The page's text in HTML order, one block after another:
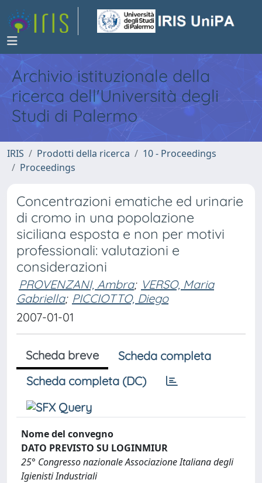
Archivio istituzionale della
ricerca dell'Università degli
Studi di Palermo
IRIS Prodotti della ricerca
10 - Proceedings
Proceedings
Concentrazioni ematiche ed urinarie
di cromo in una popolazione
siciliana esposta e non per motivi
professionali: valutazioni e
considerazioni
PROVENZANI, Ambra; VERSO, Maria
Gabriella; PICCIOTTO, Diego
2007-01-01
Scheda breve
Scheda completa
Scheda completa (DC)
Nome del convegno
DATO PREVISTO SU LOGINMIUR
25° Congresso nazionale Associazione Italiana degli
Igienisti Industriali